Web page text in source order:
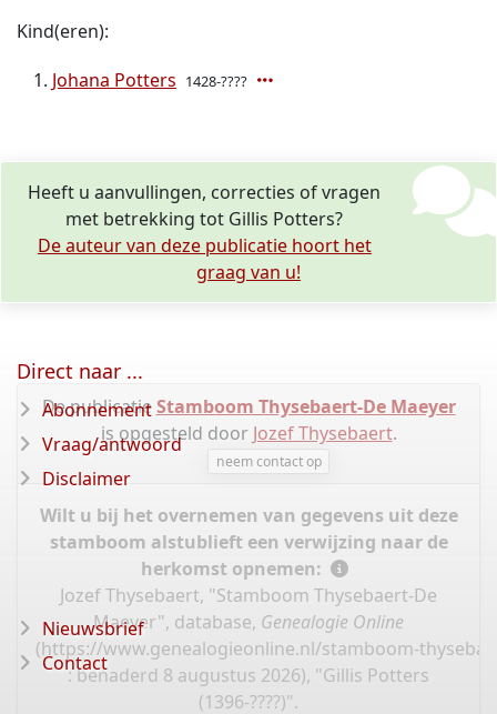
Kind(eren):
Johana Potters 1428-????
Heeft u aanvullingen, correcties of vragen
met betrekking tot Gillis Potters?
De auteur van deze publicatie hoort het
graag van u!
De publicatieStamboom Thysebaert-De Maeyer
is opgesteld door Jozef Thysebaert.
neem contact op
Wilt u bij het overnemen van gegevens uit deze
stamboom alstublieft een verwijzing naar de
herkomst opnemen:
Jozef Thysebaert, "Stamboom Thysebaert-De
Maeyer", database, Genealogie Online
(https://www.genealogieonline.nl/stamboom-
: benaderd 8 augustus 2026), "Gillis Potters
(1396-????)".
Direct naar ...
Abonnement
Vraag/antwoord
Disclaimer
Nieuwsbrief
Contact